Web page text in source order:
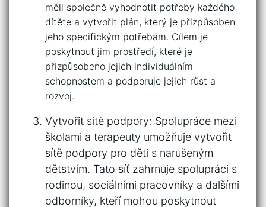
měli ‍společně vyhodnotit‌ potřeby každého
dítěte a vytvořit plán, který je přizpůsoben
jeho specifickým potřebám. Cílem je
poskytnout jim prostředí, které je
přizpůsobeno jejich individuálním
schopnostem⁤ a‍ podporuje jejich růst ‍a
rozvoj.
Vytvořit sítě podpory: Spolupráce mezi
školami ⁤a ⁤terapeuty umožňuje‍ vytvořit
sítě podpory pro děti s narušeným
dětstvím. Tato síť zahrnuje spolupráci s
rodinou, sociálními pracovníky a​ dalšími
odborníky, kteří mohou​ poskytnout